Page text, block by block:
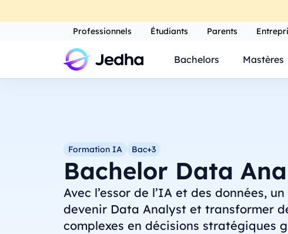
Professionnels
Étudiants Parents
Bachelors Mastères
Formation IA Bac+3
Bachelor Data
Avec l’essor de l’IA et des données,
devenir Data Analyst et transformer
complexes en décisions stratégiques